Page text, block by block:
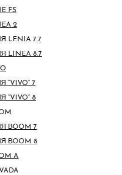
FS
2
LENIA 7.7
LINEA 8.7
“VIVO” 7
“VIVO” 8
ВOOM 7
ВOOM 8
A